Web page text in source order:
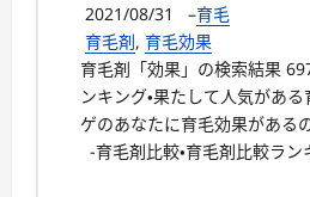
2021/08/31 –育毛
育毛剤, 育毛効果
育毛剤「効果」の検索結果
ンキング・果たして人気があ
ゲのあなたに育毛効果があ
-育毛剤比較・育毛剤比較ラ